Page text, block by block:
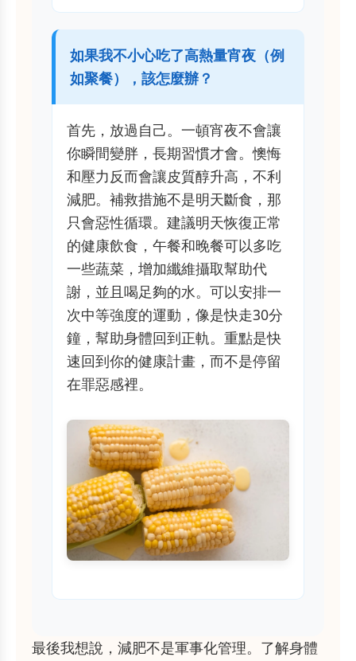
如果我不小心吃了高熱量宵夜（例
如聚餐），該怎麼辦？
首先，放過自己。一頓宵夜不會讓
你瞬間變胖，長期習慣才會。懊悔
和壓力反而會讓皮質醇升高，不利
減肥。補救措施不是明天斷食，那
只會惡性循環。建議明天恢復正常
的健康飲食，午餐和晚餐可以多吃
一些蔬菜，增加纖維攝取幫助代
謝，並且喝足夠的水。可以安排一
次中等強度的運動，像是快走30分
鐘，幫助身體回到正軌。重點是快
速回到你的健康計畫，而不是停留
在罪惡感裡。
最後我想說，減肥不是軍事化管理。了解身體